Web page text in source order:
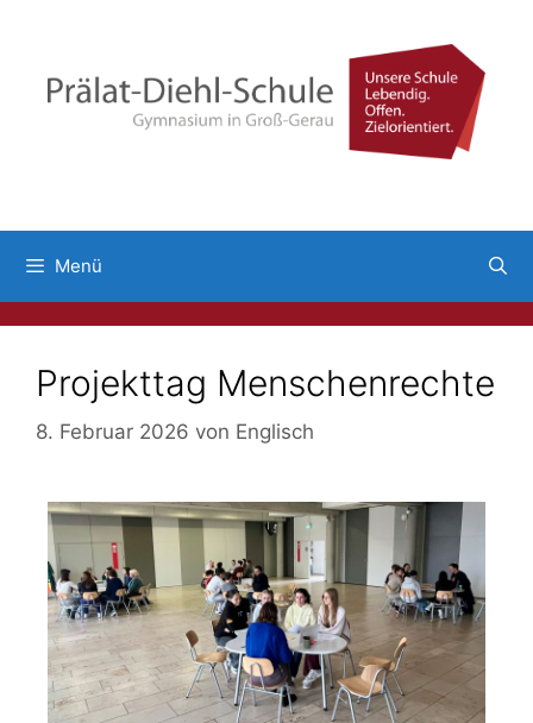
Menü
Projekttag Menschenrechte
8. Februar 2026 von Englisch